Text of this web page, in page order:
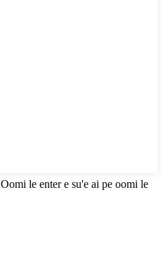
Oomi le enter e su'e ai pe oomi le